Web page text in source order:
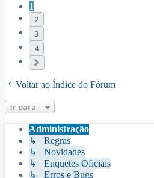
1
2
3
4
Voltar ao Índice do Fórum
Ir para
Administração
↳ Regras
↳ Novidades
↳ Enquetes Oficiais
↳ Erros e Bugs